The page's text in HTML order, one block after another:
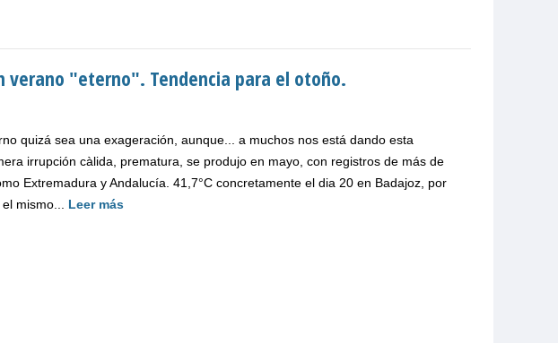
verano "eterno". Tendencia para el otoño.
quizá sea una exageración, aunque... a muchos nos está dando esta
irrupción càlida, prematura, se produjo en mayo, con registros de más de
Extremadura y Andalucía. 41,7°C concretamente el dia 20 en Badajoz, por
mismo... Leer más